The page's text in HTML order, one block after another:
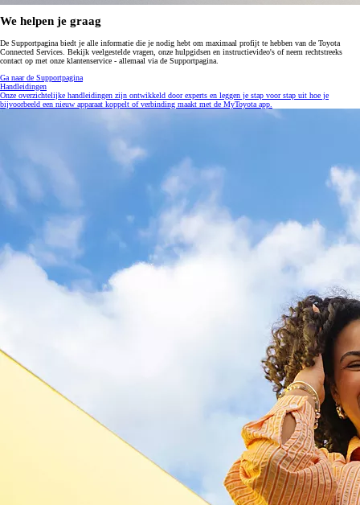
We helpen je graag
De Supportpagina biedt je alle informatie die je nodig hebt om maximaal profijt te hebben van de Toyota
Connected Services. Bekijk veelgestelde vragen, onze hulpgidsen en instructievideo's of neem rechtstreeks
contact op met onze klantenservice - allemaal via de Supportpagina.
Ga naar de Supportpagina
Handleidingen
Onze overzichtelijke handleidingen zijn ontwikkeld door experts en leggen je stap voor stap uit hoe je
bijvoorbeeld een nieuw apparaat koppelt of verbinding maakt met de MyToyota app.